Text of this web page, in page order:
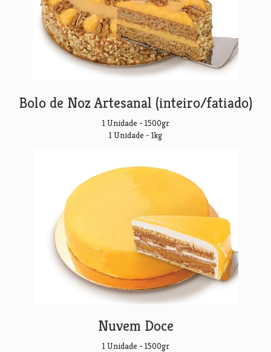
Bolo de Noz Artesanal (inteiro/fatiado)
1 Unidade - 1500gr
1 Unidade - 1kg
Nuvem Doce
1 Unidade - 1500gr